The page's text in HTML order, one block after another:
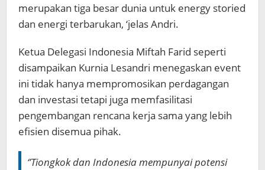
merupakan tiga besar dunia untuk energy storied
dan energi terbarukan, ‘jelas Andri.
Ketua Delegasi Indonesia Miftah Farid seperti
disampaikan Kurnia Lesandri menegaskan event
ini tidak hanya mempromosikan perdagangan
dan investasi tetapi juga memfasilitasi
pengembangan rencana kerja sama yang lebih
efisien disemua pihak.
‘’Tiongkok dan Indonesia mempunyai potensi